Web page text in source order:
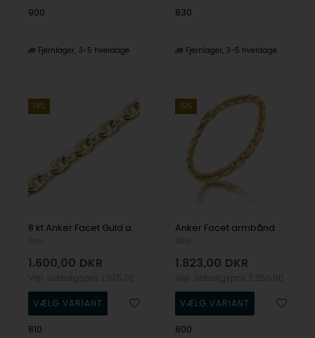
900
Fjernlager 3-5 hverdage
830
Fjernlager 3-5 hverdage
19%
8 kt Anker Facet Guld armbånd, ankel- og halskæder Dansk produceret af BNH
1.600,00 DKR
810
19%
Anker Facet armbånd og halskæder i 14 karat guld - 20 bredder og lige den længde du skal bruge
1.823,00 DKR
800